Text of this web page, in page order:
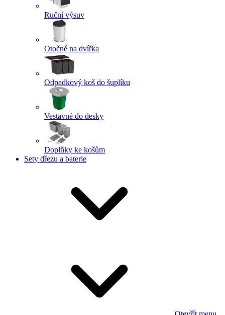
Ruční výsuv
Otočné na dvířka
Odpadkový koš do šuplíku
Vestavné do desky
Doplňky ke košům
Sety dřezu a baterie